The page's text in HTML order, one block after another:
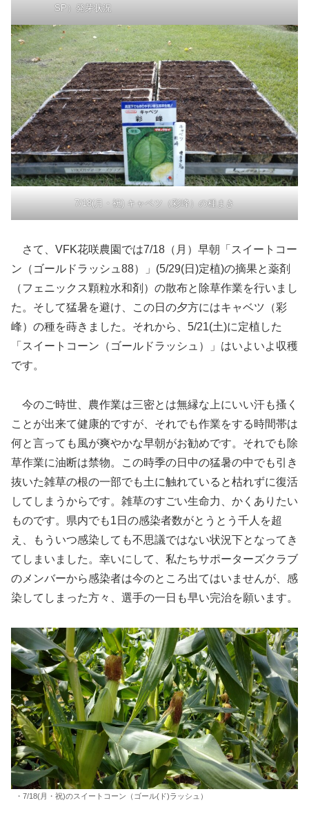
SP）発芽状況
7/18(月・祝) キャベツ（彩峰）の種まき
さて、VFK花咲農園では7/18（月）早朝「スイートコー
ン（ゴールドラッシュ88）」(5/29(日)定植)の摘果と薬剤
（フェニックス顆粒水和剤）の散布と除草作業を行いまし
た。そして猛暑を避け、この日の夕方にはキャベツ（彩
峰）の種を蒔きました。それから、5/21(土)に定植した
「スイートコーン（ゴールドラッシュ）」はいよいよ収穫
です。
今のご時世、農作業は三密とは無縁な上にいい汗も搔く
ことが出来て健康的ですが、それでも作業をする時間帯は
何と言っても風が爽やかな早朝がお勧めです。それでも除
草作業に油断は禁物。この時季の日中の猛暑の中でも引き
抜いた雑草の根の一部でも土に触れていると枯れずに復活
してしまうからです。雑草のすごい生命力、かくありたい
ものです。県内でも1日の感染者数がとうとう千人を超
え、もういつ感染しても不思議ではない状況下となってき
てしまいました。幸いにして、私たちサポーターズクラブ
のメンバーから感染者は今のところ出てはいませんが、感
染してしまった方々、選手の一日も早い完治を願います。
・7/18(月・祝)のスイートコーン（ゴール(ド)ラッシュ）